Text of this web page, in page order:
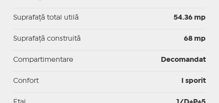
Suprafaţă total utilă 54.36 mp
Suprafaţă construită 68 mp
Compartimentare Decomandat
Confort I sporit